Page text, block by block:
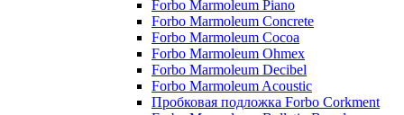
Forbo Marmoleum Piano
Forbo Marmoleum Concrete
Forbo Marmoleum Cocoa
Forbo Marmoleum Ohmex
Forbo Marmoleum Decibel
Forbo Marmoleum Acoustic
Пробковая подложка Forbo Corkment